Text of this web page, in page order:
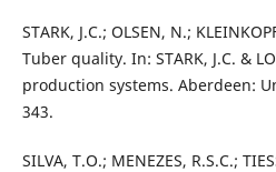
STARK, J.C.; OLSEN, N.;
Tuber quality. In: STARK, J.C. &
production systems. Aberdeen:
343.
SILVA, T.O.; MENEZES, R.S.C.;